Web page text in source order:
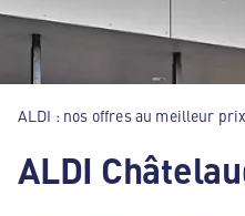
ALDI : nos offres au meilleur
ALDI